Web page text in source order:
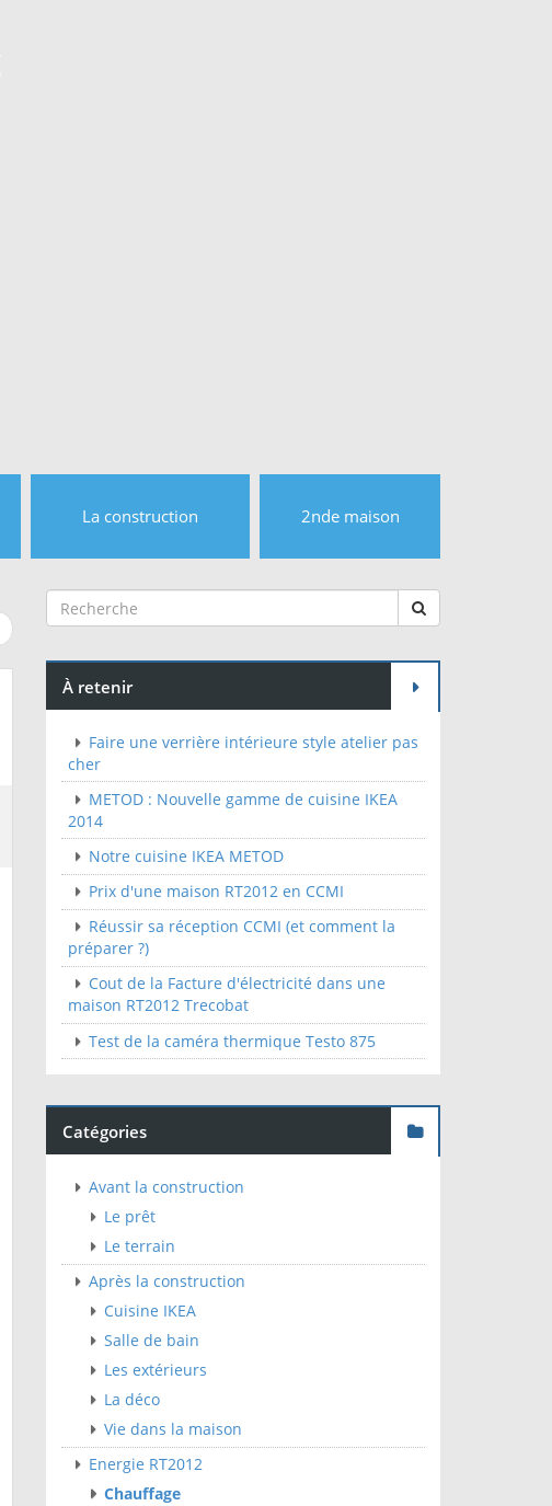
La construction 2nde maison
À retenir
Faire une verrière intérieure style atelier pas
cher
METOD : Nouvelle gamme de cuisine IKEA
2014
Notre cuisine IKEA METOD
Prix d'une maison RT2012 en CCMI
Réussir sa réception CCMI (et comment la
préparer ?)
Cout de la Facture d'électricité dans une
maison RT2012 Trecobat
Test de la caméra thermique Testo 875
Catégories
Avant la construction
Le prêt
Le terrain
Après la construction
Cuisine IKEA
Salle de bain
Les extérieurs
La déco
Vie dans la maison
Energie RT2012
Chauffage